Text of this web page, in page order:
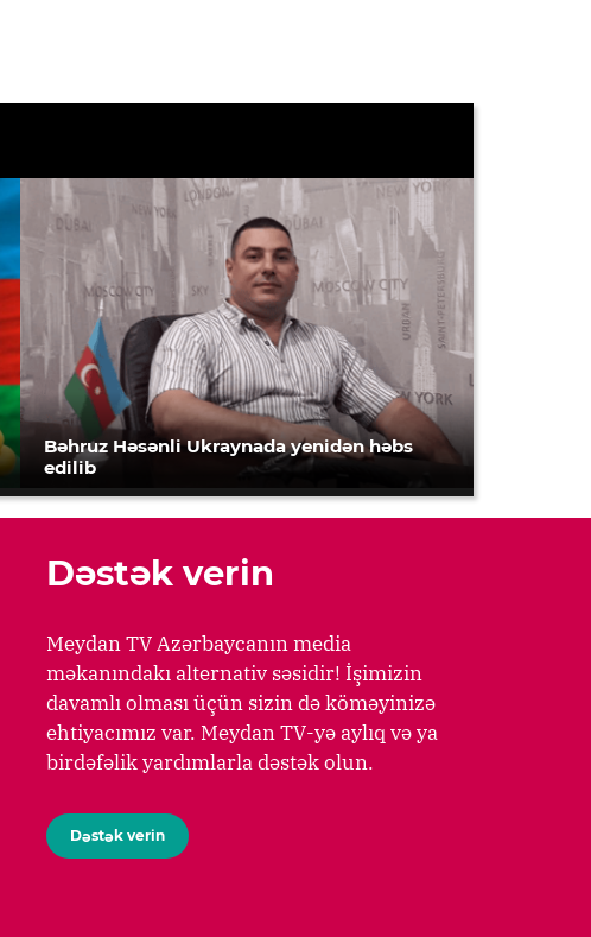
Bəhruz Həsənli Ukraynada yenidən həbs
edilib
Dəstək verin
Meydan TV Azərbaycanın media
məkanındakı alternativ səsidir! İşimizin
davamlı olması üçün sizin də köməyinizə
ehtiyacımız var. Meydan TV-yə aylıq və ya
birdəfəlik yardımlarla dəstək olun.
Dəstək verin